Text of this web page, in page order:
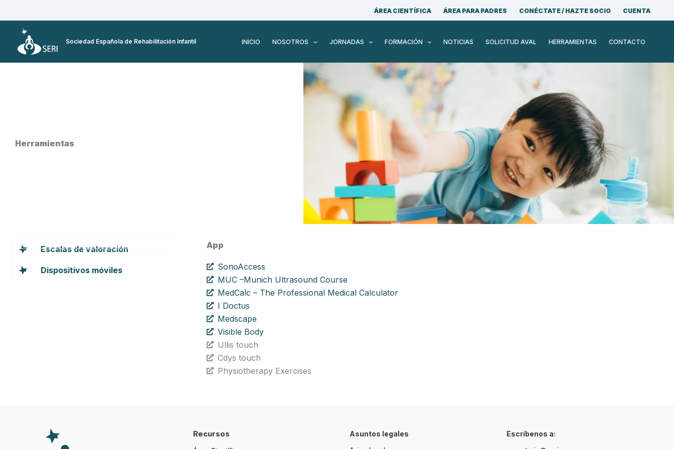
al
contenido
ÁREA CIENTÍFICA ÁREA PARA PADRES CONÉCTATE / HAZTE SOCIO CUENTA
Sociedad Española de Rehabilitación Infantil INICIO NOSOTROS JORNADAS FORMACIÓN NOTICIAS SOLICITUD AVAL HERRAMIENTAS CONTACTO
Herramientas
Escalas de valoración
Dispositivos móviles
App
SonoAccess
MUC –Munich Ultrasound Course
MedCalc – The Professional Medical Calculator
I Doctus
Medscape
Visible Body
Ullis touch
Cdys touch
Physiotherapy Exercises
Recursos
Asuntos legales
Escríbenos a: